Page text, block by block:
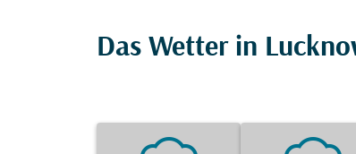
Das Wetter in